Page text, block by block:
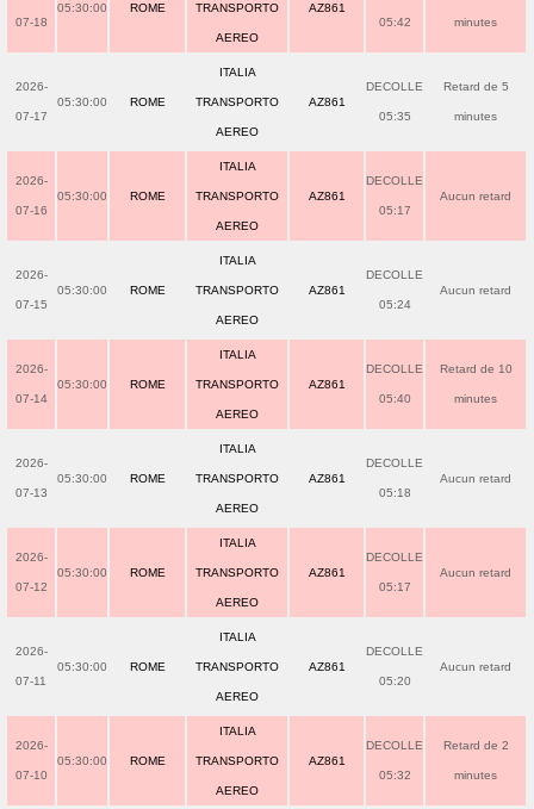
07-18
05:30:00 ROME TRANSPORTO
AEREO
AZ861
05:42 minutes
2026-
07-17
05:30:00 ROME
ITALIA
TRANSPORTO
AEREO
AZ861
DECOLLE
05:35
Retard de 5
minutes
2026-
07-16
05:30:00 ROME
ITALIA
TRANSPORTO
AEREO
AZ861
DECOLLE
05:17
Aucun retard
2026-
07-15
05:30:00 ROME
ITALIA
TRANSPORTO
AEREO
AZ861
DECOLLE
05:24
Aucun retard
2026-
07-14
05:30:00 ROME
ITALIA
TRANSPORTO
AEREO
AZ861
DECOLLE
05:40
Retard de 10
minutes
2026-
07-13
05:30:00 ROME
ITALIA
TRANSPORTO
AEREO
AZ861
DECOLLE
05:18
Aucun retard
2026-
07-12
05:30:00 ROME
ITALIA
TRANSPORTO
AEREO
AZ861
DECOLLE
05:17
Aucun retard
2026-
07-11
05:30:00 ROME
ITALIA
TRANSPORTO
AEREO
AZ861
DECOLLE
05:20
Aucun retard
2026-
07-10
05:30:00 ROME
ITALIA
TRANSPORTO
AEREO
AZ861
DECOLLE
05:32
Retard de 2
minutes